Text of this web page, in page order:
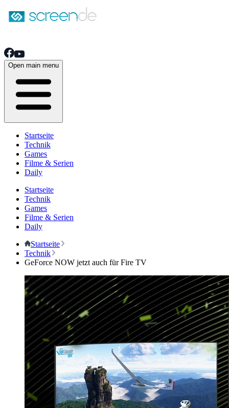
Open main menu
Startseite
Technik
Games
Filme & Serien
Daily
Startseite
Technik
Games
Filme & Serien
Daily
Startseite
Technik
GeForce NOW jetzt auch für Fire TV